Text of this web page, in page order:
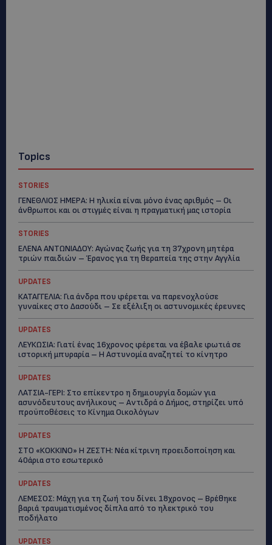
Topics
STORIES
ΓΕΝΕΘΛΙΟΣ ΗΜΕΡΑ: Η ηλικία είναι μόνο ένας αριθμός – Οι
άνθρωποι και οι στιγμές είναι η πραγματική μας ιστορία
STORIES
ΕΛΕΝΑ ΑΝΤΩΝΙΑΔΟΥ: Αγώνας ζωής για τη 37χρονη μητέρα
τριών παιδιών – Έρανος για τη θεραπεία της στην Αγγλία
UPDATES
ΚΑΤΑΓΓΕΛΙΑ: Για άνδρα που φέρεται να παρενοχλούσε
γυναίκες στο Δασούδι – Σε εξέλιξη οι αστυνομικές έρευνες
UPDATES
ΛΕΥΚΩΣΙΑ: Γιατί ένας 16χρονος φέρεται να έβαλε φωτιά σε
ιστορική μπυραρία – Η Αστυνομία αναζητεί το κίνητρο
UPDATES
ΛΑΤΣΙΑ-ΓΕΡΙ: Στο επίκεντρο η δημιουργία δομών για
ασυνόδευτους ανήλικους – Αντιδρά ο Δήμος, στηρίζει υπό
προϋποθέσεις το Κίνημα Οικολόγων
UPDATES
ΣΤΟ «ΚΟΚΚΙΝΟ» Η ΖΕΣΤΗ: Νέα κίτρινη προειδοποίηση και
40άρια στο εσωτερικό
UPDATES
ΛΕΜΕΣΟΣ: Μάχη για τη ζωή του δίνει 18χρονος – Βρέθηκε
βαριά τραυματισμένος δίπλα από το ηλεκτρικό του
ποδήλατο
UPDATES